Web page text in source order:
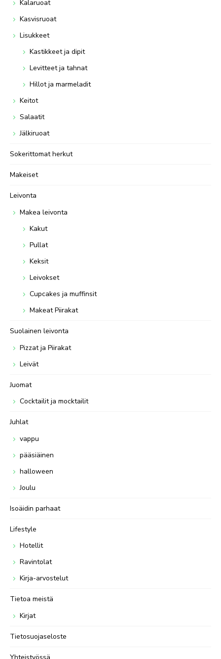
Kalaruoat
Kasvisruoat
Lisukkeet
Kastikkeet ja dipit
Levitteet ja tahnat
Hillot ja marmeladit
Keitot
Salaatit
Jälkiruoat
Sokerittomat herkut
Makeiset
Leivonta
Makea leivonta
Kakut
Pullat
Keksit
Leivokset
Cupcakes ja muffinsit
Makeat Piirakat
Suolainen leivonta
Pizzat ja Piirakat
Leivät
Juomat
Cocktailit ja mocktailit
Juhlat
vappu
pääsiäinen
halloween
Joulu
Isoäidin parhaat
Lifestyle
Hotellit
Ravintolat
Kirja-arvostelut
Tietoa meistä
Kirjat
Tietosuojaseloste